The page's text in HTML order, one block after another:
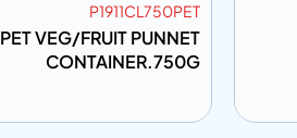
P1911CL750PET
PET VEG/FRUIT PUNNET
CONTAINER.750G